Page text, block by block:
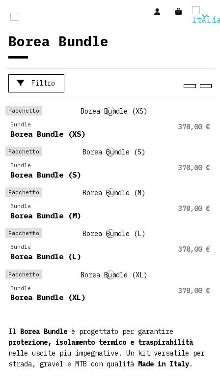
Borea Bundle
Filtro
Pacchetto
Bundle
Borea Bundle (XS)
378,00 €
Pacchetto
Bundle
Borea Bundle (S)
378,00 €
Pacchetto
Bundle
Borea Bundle (M)
378,00 €
Pacchetto
Bundle
Borea Bundle (L)
378,00 €
Pacchetto
Bundle
Borea Bundle (XL)
378,00 €
Il Borea Bundleè progettato per garantire
protezione, isolamento termico e traspirabilità
nelle uscite più impegnative. Un kit versatile per
strada, gravel e MTB con qualità Made in Italy.